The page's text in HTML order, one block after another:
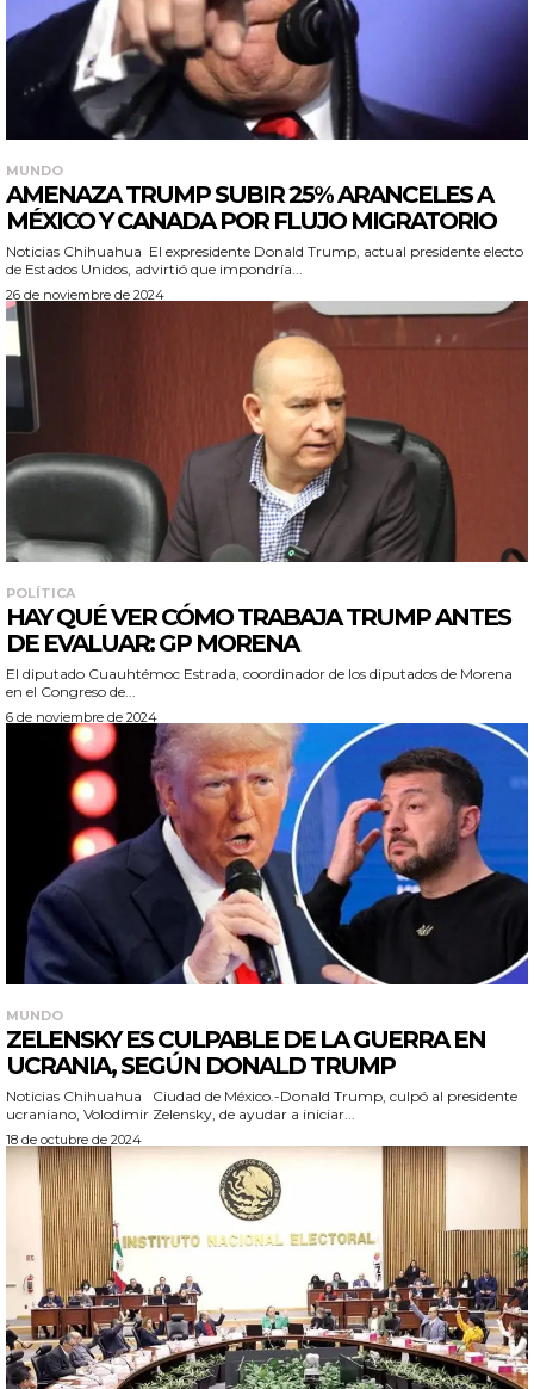
MUNDO
AMENAZA TRUMP SUBIR 25% ARANCELES A
MÉXICO Y CANADA POR FLUJO MIGRATORIO
Noticias Chihuahua El expresidente Donald Trump, actual presidente electo
de Estados Unidos, advirtió que impondría...
26 de noviembre de 2024
POLÍTICA
HAY QUÉ VER CÓMO TRABAJA TRUMP ANTES
DE EVALUAR: GP MORENA
El diputado Cuauhtémoc Estrada, coordinador de los diputados de Morena
en el Congreso de...
6 de noviembre de 2024
MUNDO
ZELENSKY ES CULPABLE DE LA GUERRA EN
UCRANIA, SEGÚN DONALD TRUMP
Noticias Chihuahua Ciudad de México.-Donald Trump, culpó al presidente
ucraniano, Volodimir Zelensky, de ayudar a iniciar...
18 de octubre de 2024